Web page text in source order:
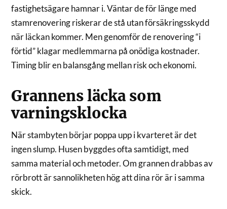
fastighetsägare hamnar i. Väntar de för länge med
stamrenovering riskerar de stå utan försäkringsskydd
när läckan kommer. Men genomför de renovering “i
förtid” klagar medlemmarna på onödiga kostnader.
Timing blir en balansgång mellan risk och ekonomi.
Grannens läcka som
varningsklocka
När stambyten börjar poppa upp i kvarteret är det
ingen slump. Husen byggdes ofta samtidigt, med
samma material och metoder. Om grannen drabbas av
rörbrott är sannolikheten hög att dina rör är i samma
skick.